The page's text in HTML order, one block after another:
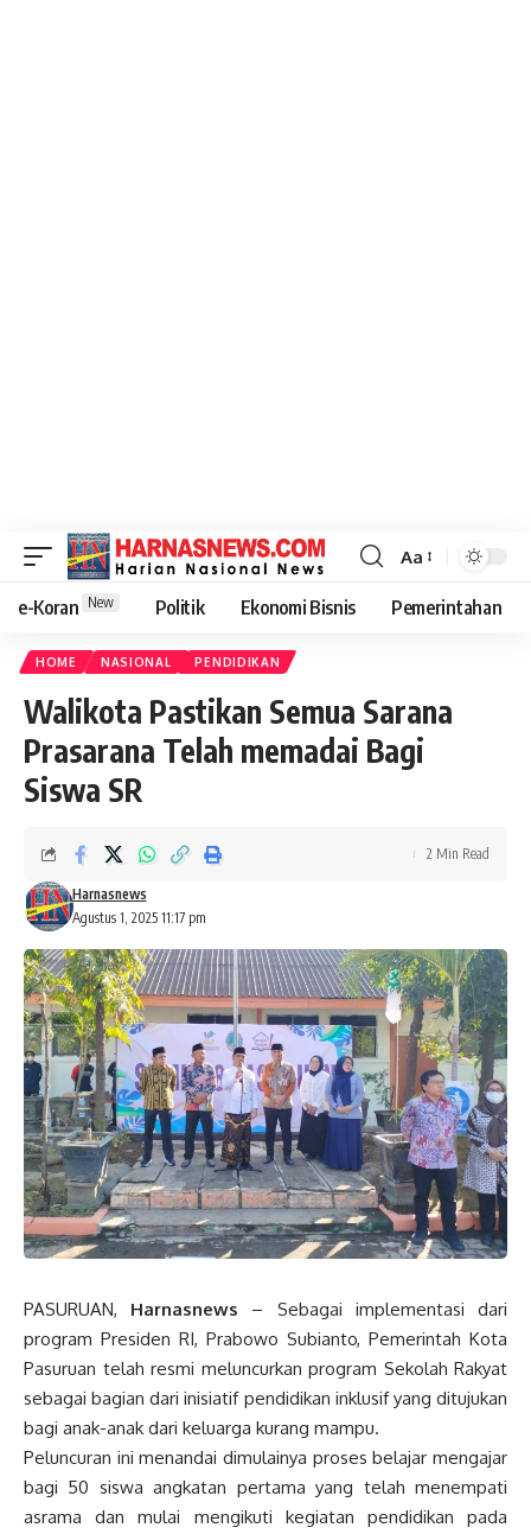
Aa
e-Koran New Politik Ekonomi Bisnis Pemerintahan
HOME NASIONAL PENDIDIKAN
Walikota Pastikan Semua Sarana
Prasarana Telah memadai Bagi
Siswa SR
Agustus 1, 2025 11:17 pm
Harnasnews
2 Min Read
PASURUAN, Harnasnews – Sebagai implementasi dari
program Presiden RI, Prabowo Subianto, Pemerintah Kota
Pasuruan telah resmi meluncurkan program Sekolah Rakyat
sebagai bagian dari inisiatif pendidikan inklusif yang ditujukan
bagi anak-anak dari keluarga kurang mampu.
Peluncuran ini menandai dimulainya proses belajar mengajar
bagi 50 siswa angkatan pertama yang telah menempati
asrama dan mulai mengikuti kegiatan pendidikan pada